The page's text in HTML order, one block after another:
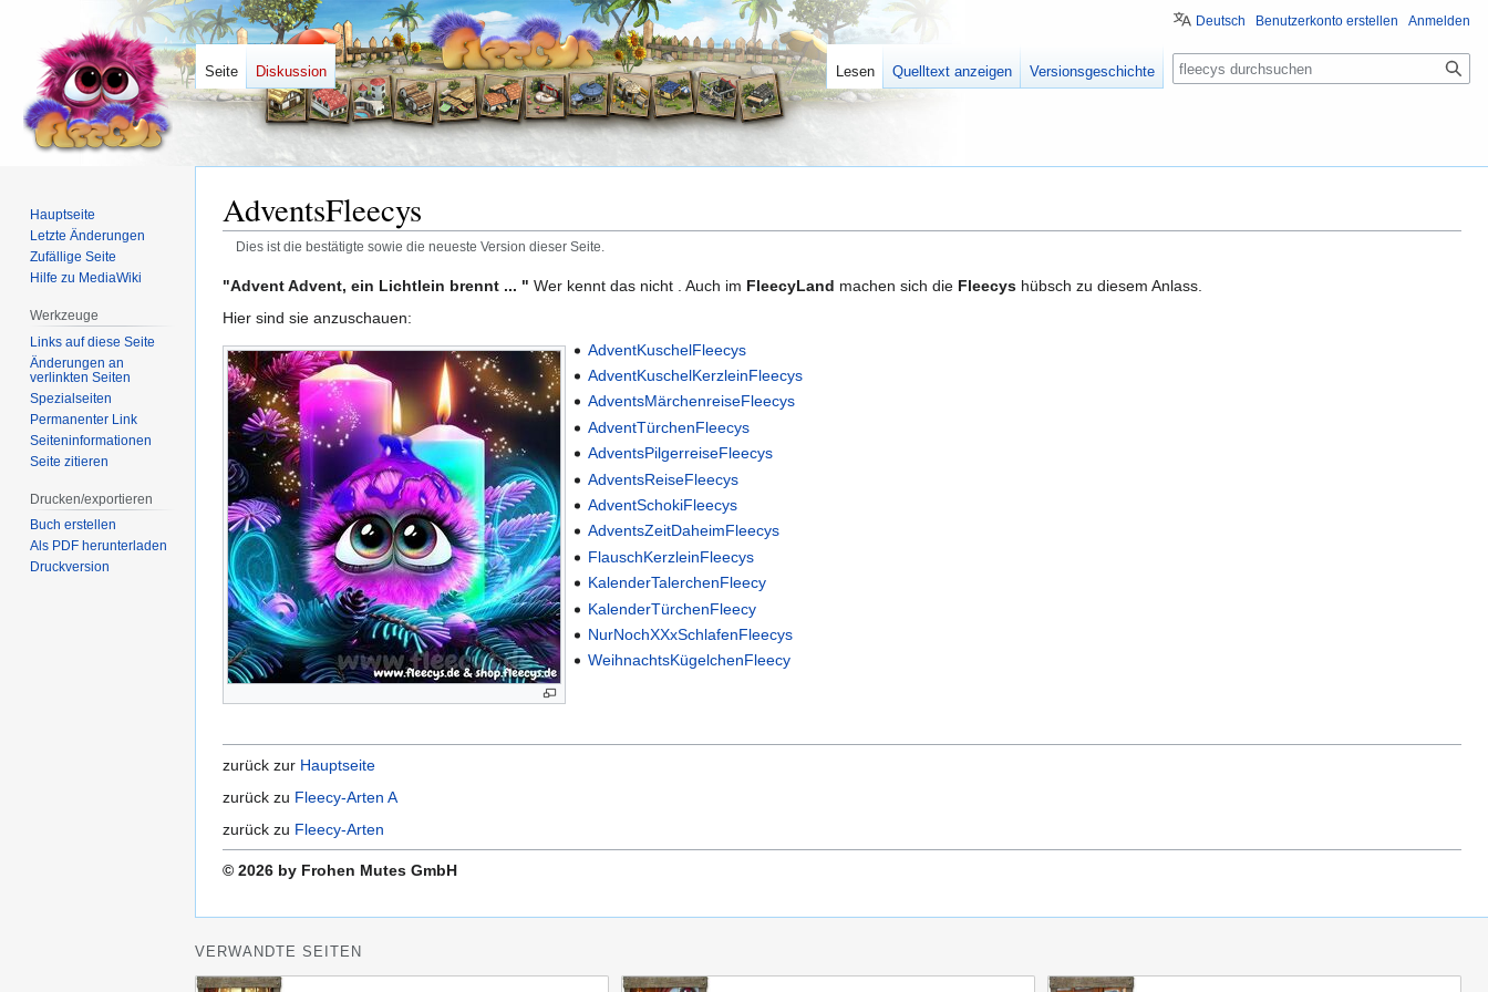
AdventsFleecys
Dies ist die bestätigte sowie die neueste Version dieser Seite.
Zur
Navigation
Zur
Suche
"Advent Advent, ein Lichtlein brennt ... " Wer kennt das nicht . Auch im FleecyLand machen sich die Fleecys hübsch zu diesem Anlass.
Hier sind sie anzuschauen:
AdventKuschelFleecys
AdventKuschelKerzleinFleecys
AdventsMärchenreiseFleecys
AdventTürchenFleecys
AdventsPilgerreiseFleecys
AdventsReiseFleecys
AdventSchokiFleecys
AdventsZeitDaheimFleecys
FlauschKerzleinFleecys
KalenderTalerchenFleecy
KalenderTürchenFleecy
NurNochXXxSchlafenFleecys
WeihnachtsKügelchenFleecy
zurück zur Hauptseite
zurück zu Fleecy-Arten A
zurück zu Fleecy-Arten
© 2026 by Frohen Mutes GmbH
VERWANDTE SEITEN
Deutsch Benutzerkonto erstellen Anmelden
Seite Diskussion Lesen Quelltext anzeigen Versionsgeschichte Suche
Hauptseite
Letzte Änderungen
Zufällige Seite
Hilfe zu MediaWiki
Werkzeuge
Links auf diese Seite
Änderungen an
verlinkten Seiten
Spezialseiten
Permanenter Link
Seiten­­informationen
Seite zitieren
Drucken/­exportieren
Buch erstellen
Als PDF herunterladen
Druckversion